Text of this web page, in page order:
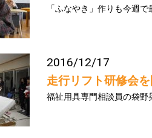
「ふなやき」作りも今週
2016/12/17
走行リフト研修会
福祉用具専門相談員の袋野